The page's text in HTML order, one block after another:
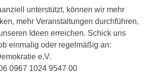
unterstützt, können wir mehr
mehr Veranstaltungen durchführen,
Ideen erreichen. Schick uns
einmalig oder regelmäßig an:
e.V.
0967 1024 9547 00